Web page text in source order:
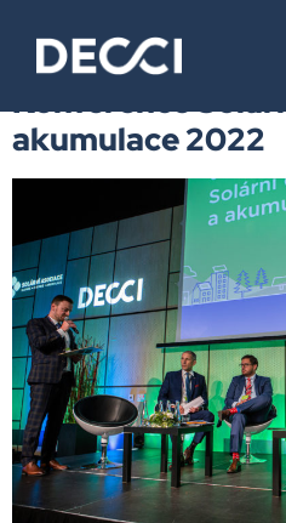
Štítek:
Konference
akumulace 2022